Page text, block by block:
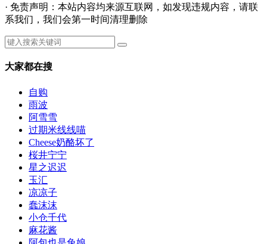
· 免责声明：本站内容均来源互联网，如发现违规内容，请联
系我们，我们会第一时间清理删除
大家都在搜
自购
雨波
阿雪雪
过期米线线喵
Cheese奶酪坏了
桜井宁宁
星之迟迟
玉汇
凉凉子
蠢沫沫
小仓千代
麻花酱